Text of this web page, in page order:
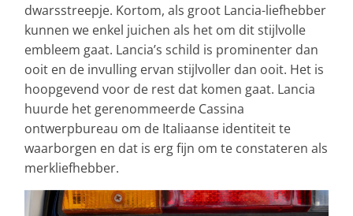
dwarsstreepje. Kortom, als groot Lancia-liefhebber
kunnen we enkel juichen als het om dit stijlvolle
embleem gaat. Lancia’s schild is prominenter dan
ooit en de invulling ervan stijlvoller dan ooit. Het is
hoopgevend voor de rest dat komen gaat. Lancia
huurde het gerenommeerde Cassina
ontwerpbureau om de Italiaanse identiteit te
waarborgen en dat is erg fijn om te constateren als
merkliefhebber.